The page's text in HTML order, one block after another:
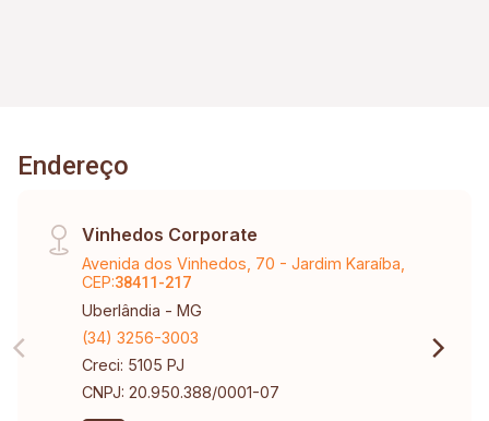
Endereço
Vinhedos Corporate
Avenida dos Vinhedos, 70 - Jardim Karaíba,
CEP:38411-217
Uberlândia - MG
(34) 3256-3003
Creci: 5105 PJ
CNPJ: 20.950.388/0001-07